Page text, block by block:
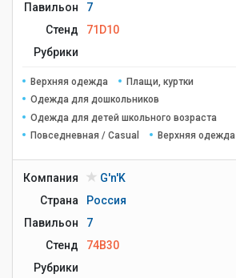
Павильон
7
Стенд
71D10
Рубрики
Верхняя одежда
Плащи, куртки
Одежда для дошкольников
Одежда для детей школьного возраста
Повседневная / Casual
Верхняя одежда
Компания
G'n'K
Страна
Россия
Павильон
7
Стенд
74B30
Рубрики